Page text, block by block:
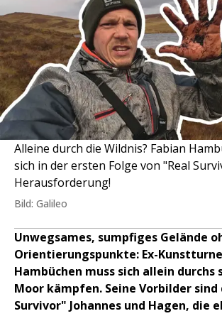
Alleine durch die Wildnis? Fabian
sich in der ersten Folge von "Real
Herausforderung!
Bild: Galileo
Unwegsames, sumpfiges Gelände
Orientierungspunkte: Ex-
Hambüchen muss sich allein durchs
Moor kämpfen. Seine Vorbilder sind
Survivor" Johannes und Hagen, die